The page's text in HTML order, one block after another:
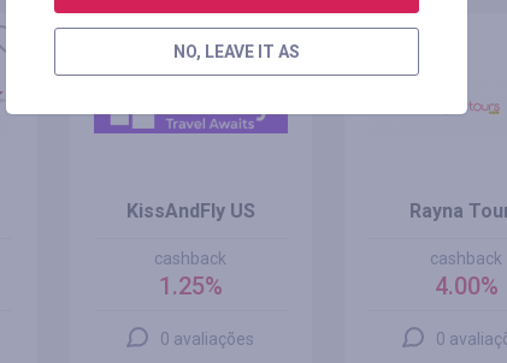
KissAndFly US
cashback
1.25%
0 avaliações
Rayna
cashback
4.00%
0
NO, LEAVE IT AS